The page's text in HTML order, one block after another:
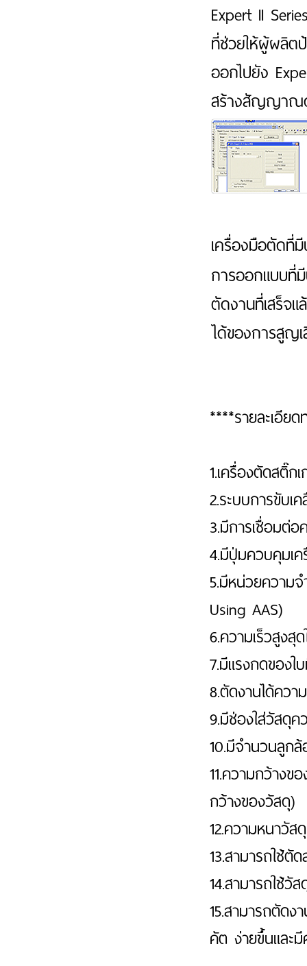
Expert II
ที่ช่วยให้ผู้ผลิต
ออกไปยัง
สร้างสัญญาณ
เครื่องมือตัดที่
การออกแบบที่
ตัดงานที่เสร็จแ
ได้ของการสูญ
****รายละเอีย
1.เครื่องตัดสติ๊
2.ระบบการขับเ
3.มีการเชื่อมต่
4.มีปุ่มควบคุมเ
5.มีหน่วยควา
Using AAS)
6.ความเร็วสูง
7.มีแรงกดของ
8.ตัดงานได้คว
9.มีช่องใส่วัสดุ
10.มีจำนวนลูก
11.ความกว้าง
กว้างของวัสดุ)
12.ความหนาวั
13.สามารถใช้ตั
14.สามารถใช้วั
15.สามารถตัด
คัต ง่ายขึ้นและ